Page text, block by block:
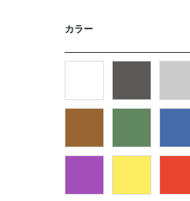
シャツ
ベルト
カラー